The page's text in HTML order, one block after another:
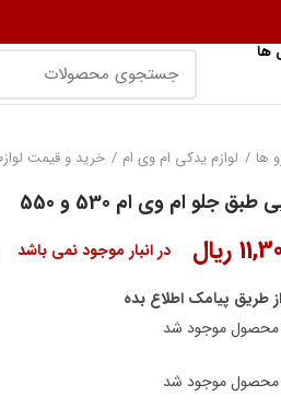
ها
ها لوازم یدکی ام وی ام خرید و قیمت لوازم
جلو ام وی ام 530 و 550
ریال در انبار موجود نمی باشد
طریق پیامک اطلاع بده
محصول موجود شد
محصول موجود شد